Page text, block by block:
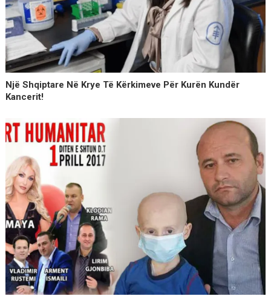
Një Shqiptare Në Krye Të Kërkimeve Për Kurën Kundër
Kancerit!